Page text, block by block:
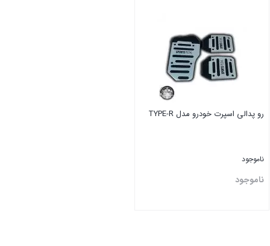
رو پدالی اسپرت خودرو مدل TYPE-R
ناموجود
ناموجود